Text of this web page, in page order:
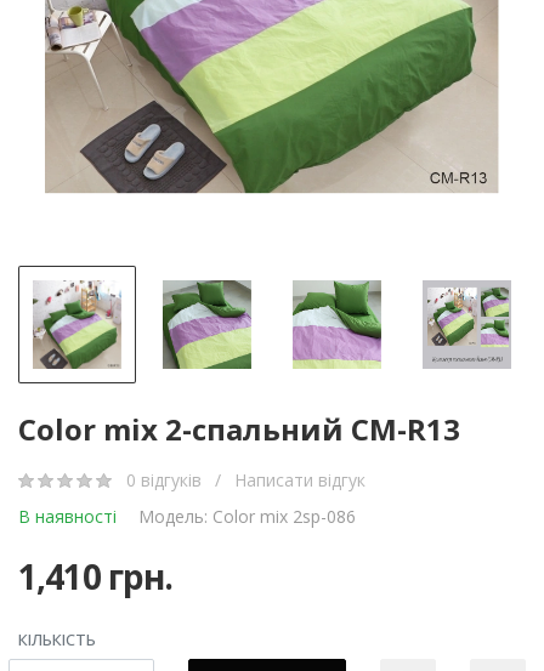
Color mix 2-спальний CM-R13
0 відгуків /
Написати відгук
В наявності
Модель: Color mix 2sp-086
1,410 грн.
КІЛЬКІСТЬ